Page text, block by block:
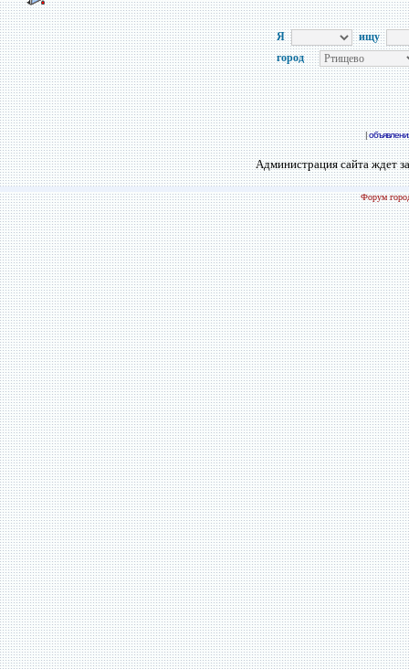
Я
ищу
город
|
Администрация сайта ждет
Форум